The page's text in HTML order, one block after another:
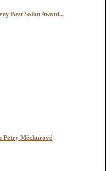
Best Salon Award...
Petry Měchurové